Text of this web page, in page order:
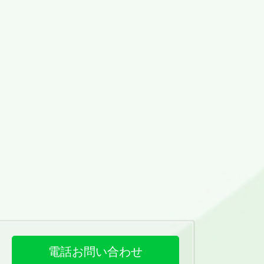
電話お問い合わせ